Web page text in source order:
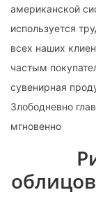
американской
используется
всех наших
частым
сувенирная
Злободневно
мгновенно